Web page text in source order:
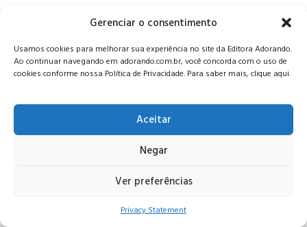
Gerenciar o consentimento
Usamos cookies para melhorar sua experiência no site da Editora Adorando.
Ao continuar navegando em adorando.com.br, você concorda com o uso de
cookies conforme nossa Política de Privacidade. Para saber mais, clique aqui.
Aceitar
Negar
Ver preferências
Privacy Statement
© Editora Adorando 2026. Todos os direitos reservados.
Consulte nossapolítica de privacidade.